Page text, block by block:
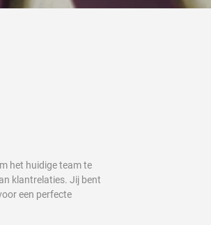
het huidige team te
klantrelaties. Jij bent
een perfecte